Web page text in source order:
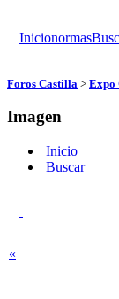
Inicionormas
Foros Castilla > Expo
Imagen
Inicio
Buscar
«